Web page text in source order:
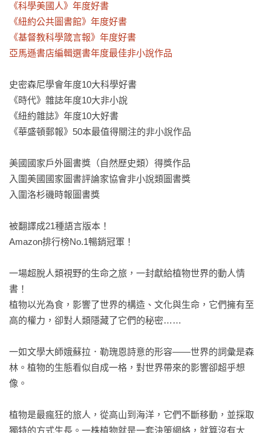
《科學美國人》年度好書
《紐約公共圖書館》年度好書
《基督教科學箴言報》年度好書
亞馬遜書店編輯選書年度最佳非小說作品
史密森尼學會年度10大科學好書
《時代》雜誌年度10大非小說
《紐約雜誌》年度10大好書
《華盛頓郵報》50本最值得關注的非小說作品
美國國家戶外圖書獎（自然歷史類）得獎作品
入圍美國國家圖書評論家協會非小說類圖書獎
入圍洛杉磯時報圖書獎
被翻譯成21種語言版本！
Amazon排行榜No.1暢銷冠軍！
一場超脫人類視野的生命之旅，一封獻給植物世界的動人情
書！
植物以光為食，影響了世界的構造、文化與生命，它們擁有至
高的權力，卻對人類隱藏了它們的秘密……
一如文學大師娥蘇拉．勒瑰恩詩意的形容――世界的詞彙是森
林。植物的生態看似自成一格，對世界帶來的影響卻超乎想
像。
植物是最瘋狂的旅人，從高山到海洋，它們不斷移動，並採取
獨特的方式生長。一株植物就是一套決策網絡，就算沒有大